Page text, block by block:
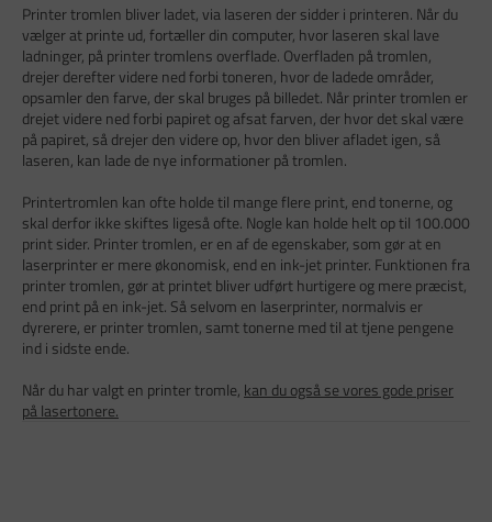
Printer tromlen bliver ladet, via laseren der sidder i printeren. Når du
vælger at printe ud, fortæller din computer, hvor laseren skal lave
ladninger, på printer tromlens overflade. Overfladen på tromlen,
drejer derefter videre ned forbi toneren, hvor de ladede områder,
opsamler den farve, der skal bruges på billedet. Når printer tromlen er
drejet videre ned forbi papiret og afsat farven, der hvor det skal være
på papiret, så drejer den videre op, hvor den bliver afladet igen, så
laseren, kan lade de nye informationer på tromlen.
Printertromlen kan ofte holde til mange flere print, end tonerne, og
skal derfor ikke skiftes ligeså ofte. Nogle kan holde helt op til 100.000
print sider. Printer tromlen, er en af de egenskaber, som gør at en
laserprinter er mere økonomisk, end en ink-jet printer. Funktionen fra
printer tromlen, gør at printet bliver udført hurtigere og mere præcist,
end print på en ink-jet. Så selvom en laserprinter, normalvis er
dyrerere, er printer tromlen, samt tonerne med til at tjene pengene
ind i sidste ende.
Når du har valgt en printer tromle, kan du også se vores gode priser
på lasertonere.